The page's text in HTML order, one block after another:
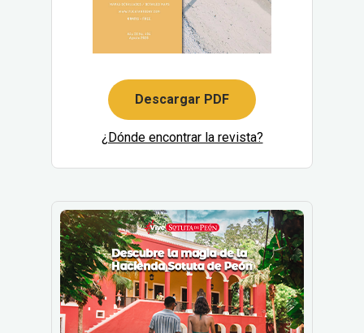
Descargar PDF
¿Dónde encontrar la revista?